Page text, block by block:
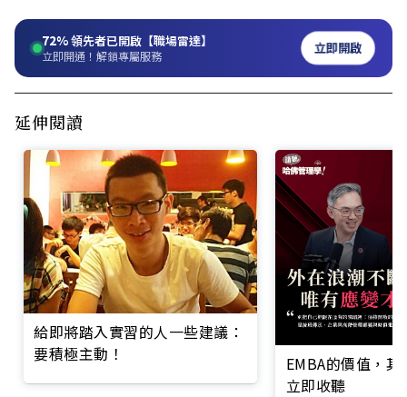
72%領先者已開啟【職場雷達】
立即開通！解鎖專屬服務 立即開啟
延伸閱讀
給即將踏入實習的人一些建議：
要積極主動！
EMBA的價值，
立即收聽